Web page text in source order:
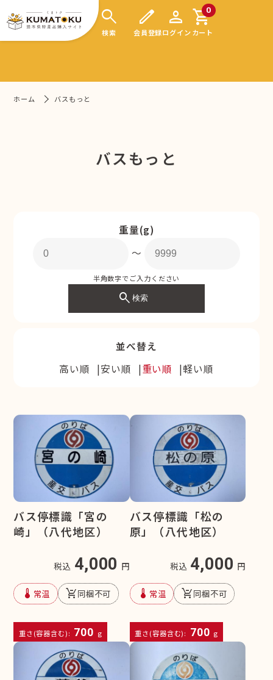
search
検索
edit
会員登録
person
ログイン
0
shopping_cart
カート
ホーム バスもっと
バスもっと
重量(g)
〜
半角数字でご入力ください
search検索
並べ替え
高い順
安い順 重い順 軽い順
バス停標識「宮の
崎」（八代地区）
税込 4,000 円
device_thermostat 常温 remove_shopping_cart同梱不可
重さ(容器含む): 700 g
バス停標識「松の
原」（八代地区）
税込 4,000 円
device_thermostat 常温 remove_shopping_cart同梱不可
重さ(容器含む): 700 g